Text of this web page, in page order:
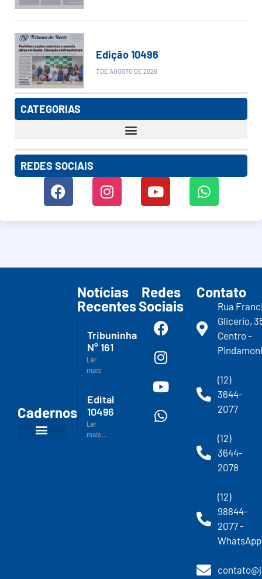
Edição 10496
7 DE AGOSTO DE 2026
CATEGORIAS
REDES SOCIAIS
Cadernos
Notícias
Recentes
Tribuninha
N° 161
Ler
mais...
Edital
10496
Ler
mais...
Redes
Sociais
Contato
Rua
Glicerio,
Centro -
(12)
3644-
2077
(12)
3644-
2078
(12)
98844-
2077 -
WhatsApp